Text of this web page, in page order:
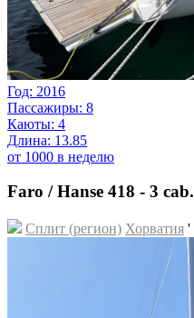
Год: 2016
Пассажиры: 8
Каюты: 4
Длина: 13.85
от 1000 в неделю
Faro / Hanse 418 - 3 cab.
Сплит (регион) Хорватия '